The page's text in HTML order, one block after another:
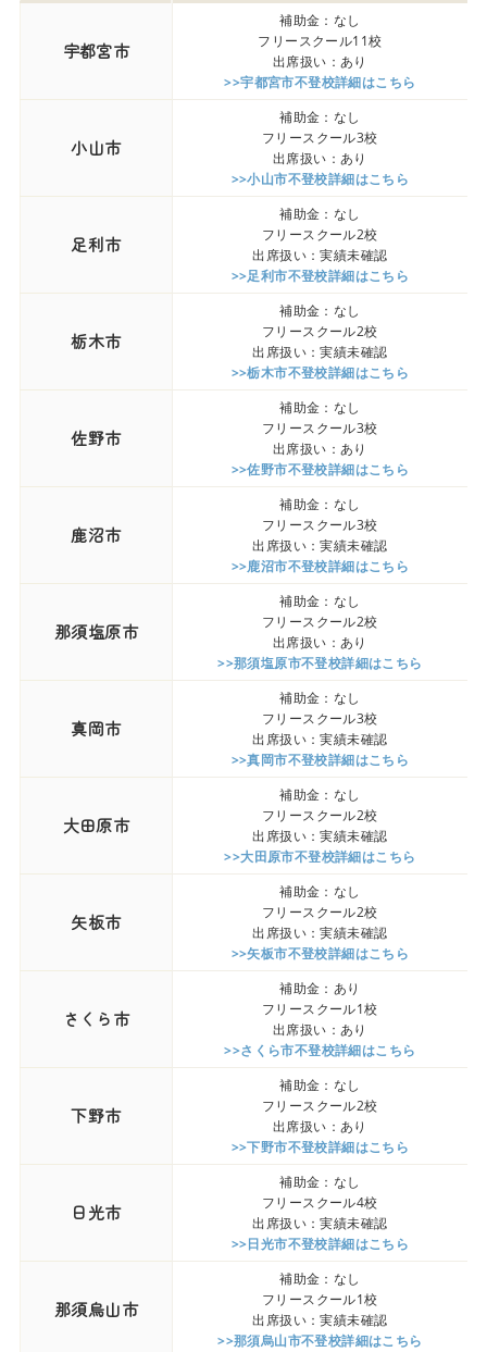
宇都宮市
補助金：なし
フリースクール11校
出席扱い：あり
>>宇都宮市不登校詳細はこちら
小山市
補助金：なし
フリースクール3校
出席扱い：あり
>>小山市不登校詳細はこちら
足利市
補助金：なし
フリースクール2校
出席扱い：実績未確認
>>足利市不登校詳細はこちら
栃木市
補助金：なし
フリースクール2校
出席扱い：実績未確認
>>栃木市不登校詳細はこちら
佐野市
補助金：なし
フリースクール3校
出席扱い：あり
>>佐野市不登校詳細はこちら
鹿沼市
補助金：なし
フリースクール3校
出席扱い：実績未確認
>>鹿沼市不登校詳細はこちら
那須塩原市
補助金：なし
フリースクール2校
出席扱い：あり
>>那須塩原市不登校詳細はこちら
真岡市
補助金：なし
フリースクール3校
出席扱い：実績未確認
>>真岡市不登校詳細はこちら
大田原市
補助金：なし
フリースクール2校
出席扱い：実績未確認
>>大田原市不登校詳細はこちら
矢板市
補助金：なし
フリースクール2校
出席扱い：実績未確認
>>矢板市不登校詳細はこちら
さくら市
補助金：あり
フリースクール1校
出席扱い：あり
>>さくら市不登校詳細はこちら
下野市
補助金：なし
フリースクール2校
出席扱い：あり
>>下野市不登校詳細はこちら
日光市
補助金：なし
フリースクール4校
出席扱い：実績未確認
>>日光市不登校詳細はこちら
那須烏山市
補助金：なし
フリースクール1校
出席扱い：実績未確認
>>那須烏山市不登校詳細はこちら